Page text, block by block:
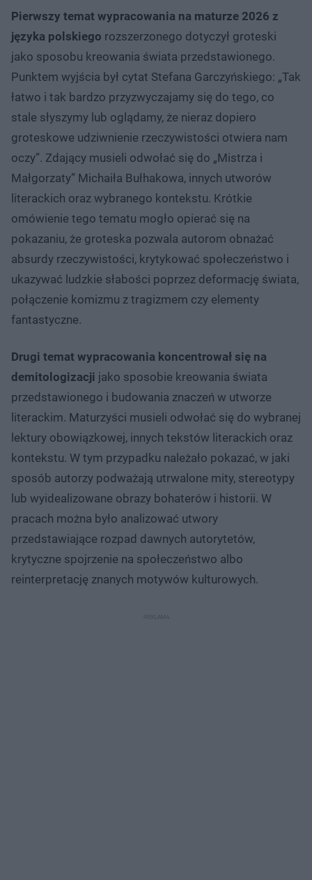
Pierwszy temat wypracowania na maturze 2026 z
języka polskiego rozszerzonego dotyczył groteski
jako sposobu kreowania świata przedstawionego.
Punktem wyjścia był cytat Stefana Garczyńskiego: „Tak
łatwo i tak bardzo przyzwyczajamy się do tego, co
stale słyszymy lub oglądamy, że nieraz dopiero
groteskowe udziwnienie rzeczywistości otwiera nam
oczy”. Zdający musieli odwołać się do „Mistrza i
Małgorzaty” Michaiła Bułhakowa, innych utworów
literackich oraz wybranego kontekstu. Krótkie
omówienie tego tematu mogło opierać się na
pokazaniu, że groteska pozwala autorom obnażać
absurdy rzeczywistości, krytykować społeczeństwo i
ukazywać ludzkie słabości poprzez deformację świata,
połączenie komizmu z tragizmem czy elementy
fantastyczne.
Drugi temat wypracowania koncentrował się na
demitologizacji jako sposobie kreowania świata
przedstawionego i budowania znaczeń w utworze
literackim. Maturzyści musieli odwołać się do wybranej
lektury obowiązkowej, innych tekstów literackich oraz
kontekstu. W tym przypadku należało pokazać, w jaki
sposób autorzy podważają utrwalone mity, stereotypy
lub wyidealizowane obrazy bohaterów i historii. W
pracach można było analizować utwory
przedstawiające rozpad dawnych autorytetów,
krytyczne spojrzenie na społeczeństwo albo
reinterpretację znanych motywów kulturowych.